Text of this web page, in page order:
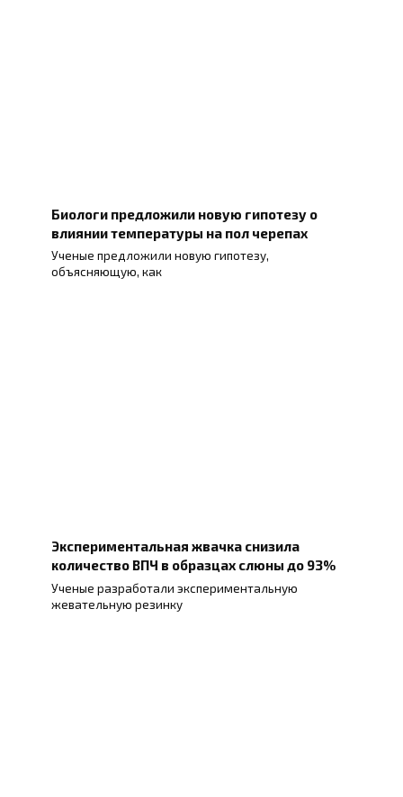
Биологи предложили новую гипотезу о
влиянии температуры на пол черепах
Ученые предложили новую гипотезу,
объясняющую, как
Экспериментальная жвачка снизила
количество ВПЧ в образцах слюны до 93%
Ученые разработали экспериментальную
жевательную резинку